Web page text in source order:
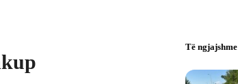
Të ngjajshme